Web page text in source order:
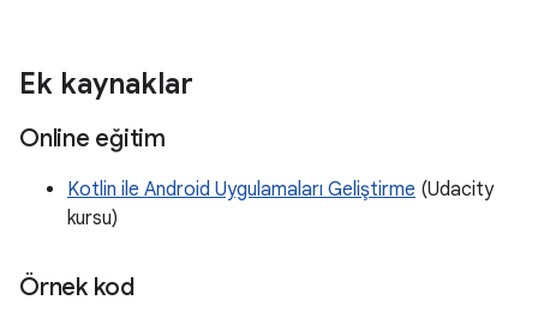
Ek kaynaklar
Online eğitim
Kotlin ile Android Uygulamaları Geliştirme (Udacity
kursu)
Örnek kod